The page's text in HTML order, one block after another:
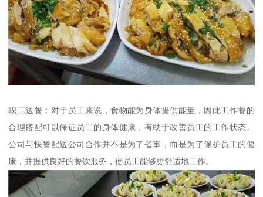
职工送餐：对于员工来说，食物能为身体提供能量，因此工作餐的
合理搭配可以保证员工的身体健康，有助于改善员工的工作状态。
公司与快餐配送公司合作并不是为了省事，而是为了保护员工的健
康，并提供良好的餐饮服务，使员工能够更舒适地工作。